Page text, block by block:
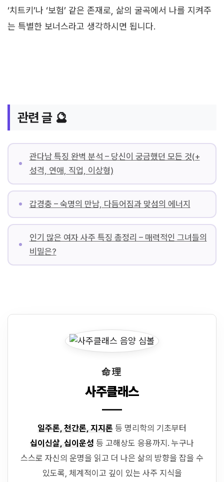
‘치트키’나 ‘보험’ 같은 존재로, 삶의 굴곡에서 나를 지켜주
는 특별한 보너스라고 생각하시면 됩니다.
관련 글 🔮
관다남 특징 완벽 분석 – 당신이 궁금했던 모든 것(+
성격, 연애, 직업, 이상형)
갑경충 – 숙명의 만남, 다듬어짐과 맞섬의 에너지
인기 많은 여자 사주 특징 총정리 – 매력적인 그녀들의
비밀은?
命理
사주클래스
일주론, 천간론, 지지론 등 명리학의 기초부터
십이신살, 십이운성 등 고해상도 응용까지. 누구나
스스로 자신의 운명을 읽고 더 나은 삶의 방향을 잡을 수
있도록, 체계적이고 깊이 있는 사주 지식을